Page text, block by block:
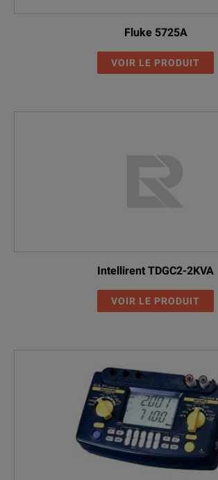
Fluke 5725A
VOIR LE PRODUIT
Intellirent TDGC2-2KVA
VOIR LE PRODUIT